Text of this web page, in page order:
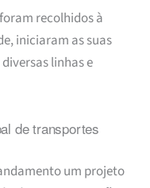
recolhidos à
iniciaram as suas
linhas e
de transportes
um projeto